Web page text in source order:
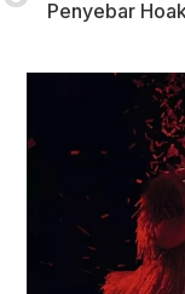
Penyebar